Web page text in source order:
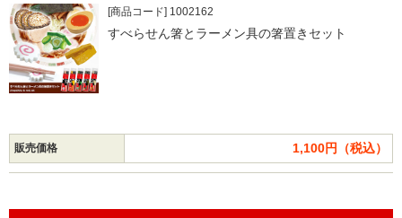
[商品コード] 1002162
すべらせん箸とラーメン具の箸置きセット
販売価格 1,100円（税込）